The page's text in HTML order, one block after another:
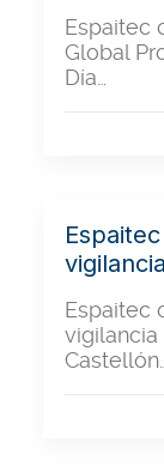
Espaitec
Global
Día…
Espaitec
Castellón…